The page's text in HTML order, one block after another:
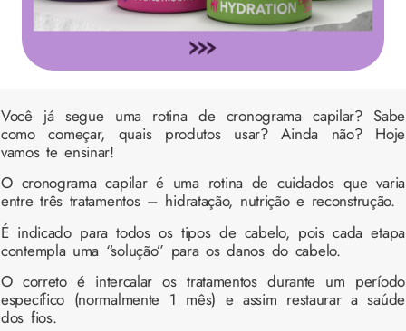
Você já segue uma rotina de cronograma capilar? Sabe
como começar, quais produtos usar? Ainda não? Hoje
vamos te ensinar!
O cronograma capilar é uma rotina de cuidados que varia
entre três tratamentos – hidratação, nutrição e reconstrução.
É indicado para todos os tipos de cabelo, pois cada etapa
contempla uma “solução” para os danos do cabelo.
O correto é intercalar os tratamentos durante um período
específico (normalmente 1 mês) e assim restaurar a saúde
dos fios.